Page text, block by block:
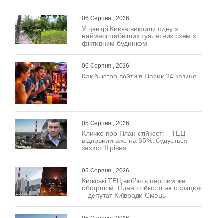
06 Серпня , 2026
У центрі Києва викрили одну з
наймасштабніших туалетних схем з
фіктивним будинком
06 Серпня , 2026
Как быстро войти в Парик 24 казино
05 Серпня , 2026
Кличко про План стійкості – ТЕЦ
відновили вже на 65%, будується
захист ІІ рівня
05 Серпня , 2026
Київські ТЕЦ виб’ють першим же
обстрілом, План стійкості не спрацює
– депутат Київради Ємець